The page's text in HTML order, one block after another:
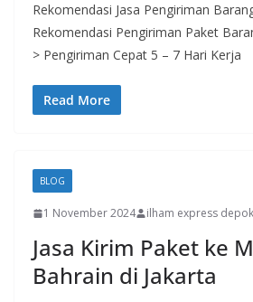
Rekomendasi Jasa Pengiriman
Rekomendasi Pengiriman Paket
> Pengiriman Cepat 5 – 7 Hari Kerja
Read More
BLOG
1 November 2024 ilham express depok
Jasa Kirim Paket ke
Bahrain di Jakarta